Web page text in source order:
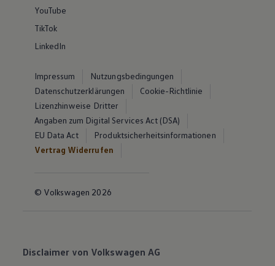
YouTube
TikTok
LinkedIn
Impressum
Nutzungsbedingungen
Datenschutzerklärungen
Cookie-Richtlinie
Lizenzhinweise Dritter
Angaben zum Digital Services Act (DSA)
EU Data Act
Produktsicherheitsinformationen
Vertrag Widerrufen
© Volkswagen 2026
Disclaimer von Volkswagen AG